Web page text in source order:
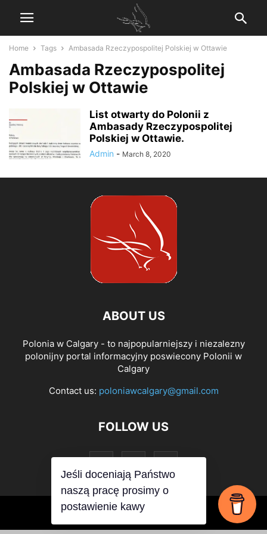
Home Tags Ambasada Rzeczypospolitej Polskiej w Ottawie
Ambasada Rzeczypospolitej
Polskiej w Ottawie
List otwarty do Polonii z
Ambasady Rzeczypospolitej
Polskiej w Ottawie.
Admin - March 8, 2020
ABOUT US
Polonia w Calgary - to najpopularniejszy i niezalezny
polonijny portal informacyjny poswiecony Polonii w
Calgary
Contact us: poloniawcalgary@gmail.com
FOLLOW US
© PoloniawCalgary 2019
Jeśli doceniają Państwo
naszą pracę prosimy o
postawienie kawy